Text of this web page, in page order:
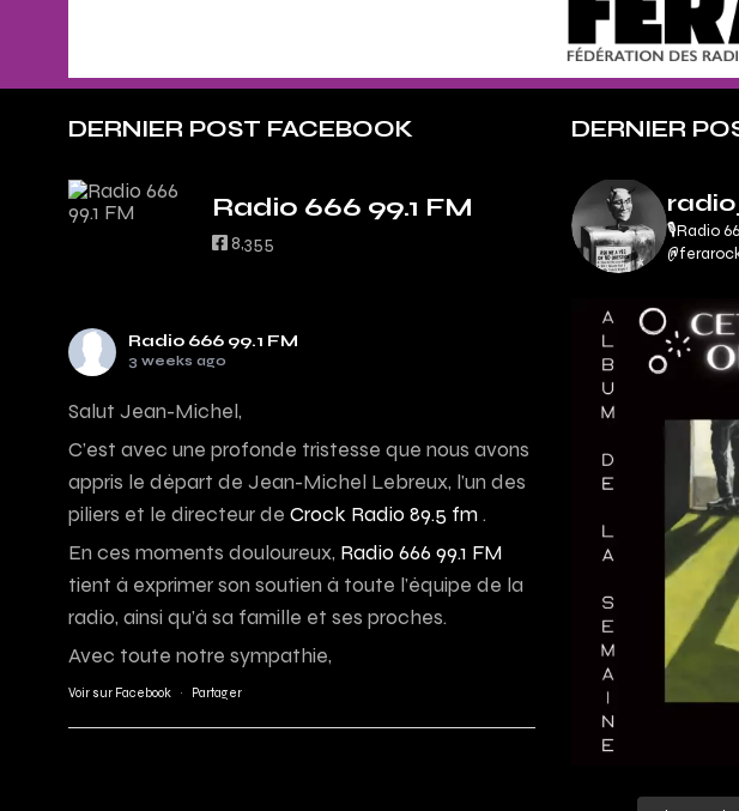
DERNIER POST FACEBOOK
Radio 666 99.1 FM
8,355
Radio 666 99.1 FM
3 weeks ago
Salut Jean-Michel,
C’est avec une profonde tristesse que nous avons
appris le départ de Jean-Michel Lebreux, l’un des
piliers et le directeur de Crock Radio 89.5 fm.
En ces moments douloureux, Radio 666 99.1 FM
tient à exprimer son soutien à toute l’équipe de la
radio, ainsi qu’à sa famille et ses proches.
Avec toute notre sympathie,
Voir sur Facebook · Partager
DERNIER
🎙Radio